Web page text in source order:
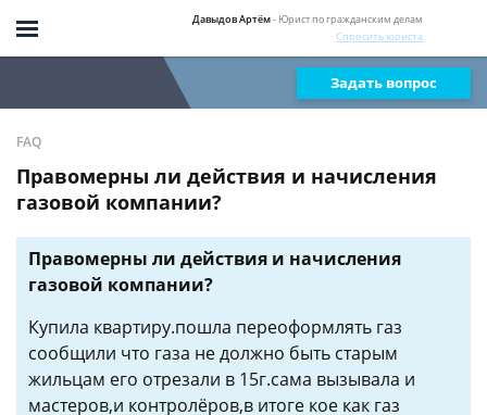
Давыдов Артём- Юрист по гражданским делам
Спросить юриста
Задать вопрос
FAQ
Правомерны ли действия и начисления
газовой компании?
Правомерны ли действия и начисления
газовой компании?
Купила квартиру.пошла переоформлять газ
сообщили что газа не должно быть старым
жильцам его отрезали в 15г.сама вызывала и
мастеров,и контролёров,в итоге кое как газ